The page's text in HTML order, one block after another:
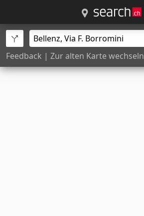
Feedback | Zur alten Karte wechseln